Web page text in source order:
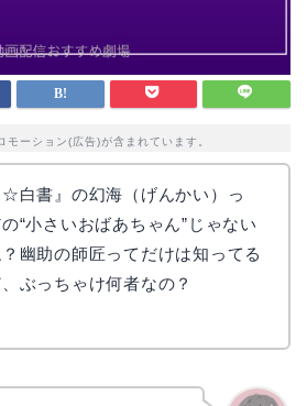
モーション(広告)が含まれています。
☆白書』の幻海（げんかい）っ
“小さいおばあちゃん”じゃない
幽助の師匠ってだけは知ってる
ぶっちゃけ何者なの？